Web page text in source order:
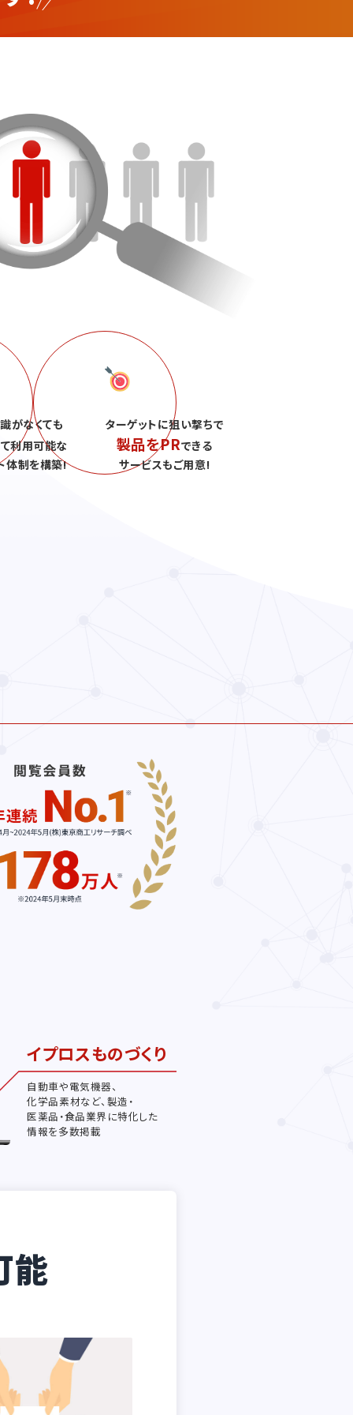
がなくても
利用可能な
体制を構築!
ターゲットに狙い撃ちで
製品をPRできる
サービスもご用意!
イプロスものづくり
自動車や電気機器、
化学品素材など、製造・
医薬品・食品業界に特化した
情報を多数掲載
能